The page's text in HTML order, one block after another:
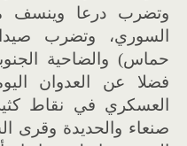
وتضرب درعا وينسف
السوري، وتضرب
حماس) والضاحية
فضلا عن العدوان
العسكري في نقاط
صنعاء والحديدة وقرى